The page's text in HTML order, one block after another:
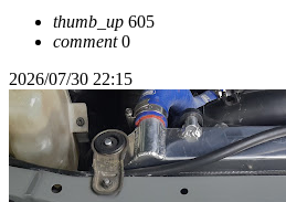
thumb_up 605
comment0
2026/07/30 22:15